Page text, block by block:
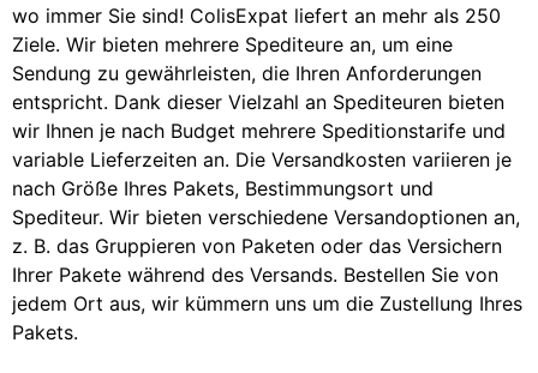
wo immer Sie sind! ColisExpat liefert an mehr als 250
Ziele. Wir bieten mehrere Spediteure an, um eine
Sendung zu gewährleisten, die Ihren Anforderungen
entspricht. Dank dieser Vielzahl an Spediteuren bieten
wir Ihnen je nach Budget mehrere Speditionstarife und
variable Lieferzeiten an. Die Versandkosten variieren je
nach Größe Ihres Pakets, Bestimmungsort und
Spediteur. Wir bieten verschiedene Versandoptionen an,
z. B. das Gruppieren von Paketen oder das Versichern
Ihrer Pakete während des Versands. Bestellen Sie von
jedem Ort aus, wir kümmern uns um die Zustellung Ihres
Pakets.